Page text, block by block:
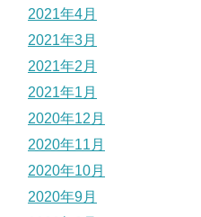
2021年4月
2021年3月
2021年2月
2021年1月
2020年12月
2020年11月
2020年10月
2020年9月